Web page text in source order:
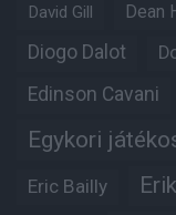
David Gill Dean
Diogo Dalot
Edinson Cavani
Egykori
Eric Bailly